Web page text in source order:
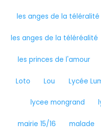
les anges de la téléralité
les anges de la téléréalité
les princes de l'amour
Loto Lou Lycée
lycee mongrand
mairie 15/16 malade